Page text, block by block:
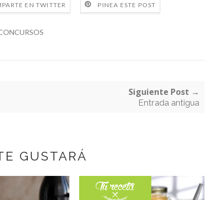
EN TWITTER PINEA ESTE POST
Siguiente Post →
Entrada antigua
GUSTARÁ